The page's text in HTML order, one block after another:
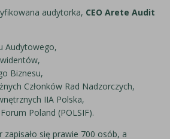
audytorka, CEO Arete Audit
Audytowego,
Biznesu,
Członków Rad Nadzorczych,
IIA Polska,
Poland (POLSIF).
się prawie 700 osób, a